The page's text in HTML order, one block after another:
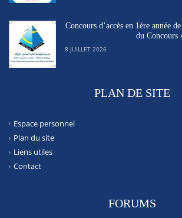
Concours d’accès en 1ère année
du Concours
8 JUILLET 2026
PLAN DE SITE
Espace personnel
Plan du site
Liens utiles
Contact
FORUMS